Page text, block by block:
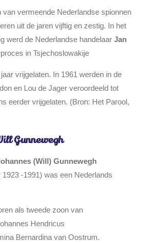
van vermeende Nederlandse spionnen
uit de jaren vijftig en zestig. In het
werd de Nederlandse handelaar Jan
in Tsjechoslowakije
vrijgelaten. In 1961 werden in de
en Lou de Jager veroordeeld tot
eerder vrijgelaten. (Bron: Het Parool,
Gunnewegh
(Will) Gunnewegh
-1991) was een Nederlands
als tweede zoon van
Hendricus
Bernardina van Oostrum.